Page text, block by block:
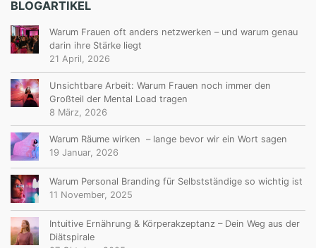
BLOGARTIKEL
Warum Frauen oft anders netzwerken – und warum genau
darin ihre Stärke liegt
21 April, 2026
Unsichtbare Arbeit: Warum Frauen noch immer den
Großteil der Mental Load tragen
8 März, 2026
Warum Räume wirken – lange bevor wir ein Wort sagen
19 Januar, 2026
Warum Personal Branding für Selbstständige so wichtig ist
11 November, 2025
Intuitive Ernährung & Körperakzeptanz – Dein Weg aus der
Diätspirale